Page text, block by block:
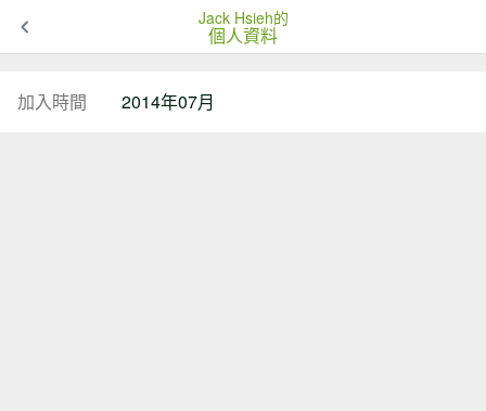
Jack Hsieh的
個人資料
加入時間 2014年07月